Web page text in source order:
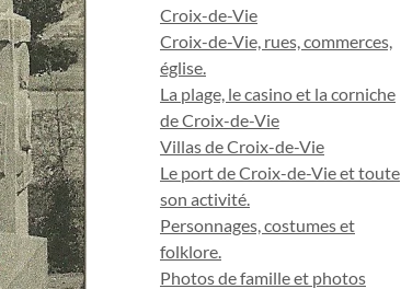
Croix-de-Vie
Croix-de-Vie, rues, commerces,
église.
La plage, le casino et la corniche
de Croix-de-Vie
Villas de Croix-de-Vie
Le port de Croix-de-Vie et toute
son activité.
Personnages, costumes et
folklore.
Photos de famille et photos